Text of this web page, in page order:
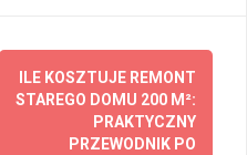
ILE KOSZTUJE REMONT
STAREGO DOMU 200 M²:
PRAKTYCZNY
PRZEWODNIK PO